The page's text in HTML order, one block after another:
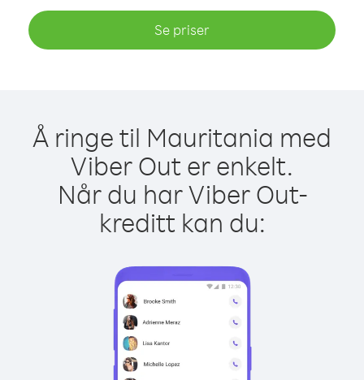
Se priser
Å ringe til Mauritania med
Viber Out er enkelt.
Når du har Viber Out-
kreditt kan du: